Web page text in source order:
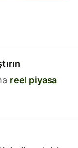
reel piyasa